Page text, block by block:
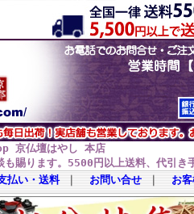
京仏壇はやし 本店
賜ります。5500円以上送料、代引き
払い・送料｜ お問い合せ｜ お